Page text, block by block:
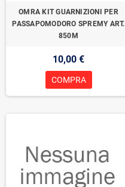
OMRA KIT GUARNIZIONI PER
PASSAPOMODORO SPREMY ART.
850M
10,00 €
COMPRA